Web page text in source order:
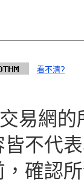
看不清?
易網
不代
確認